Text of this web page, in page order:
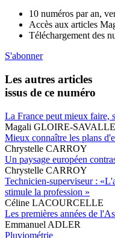
10 numéros par an,
Accès aux articles
Téléchargement des
S'abonner
Les autres articles
issus de ce numéro
La France peut mieux faire,
Magali GLOIRE-SAVALLE
Mieux connaître les plans
Chrystelle CARROY
Un paysage européen
Chrystelle CARROY
Technicien-superviseur :
stimule la profession »
Céline LACOURCELLE
Les premières années de
Emmanuel ADLER
Pluviométrie